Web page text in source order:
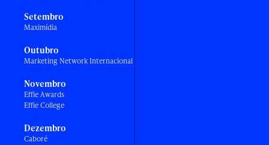
Setembro
Maximídia
Outubro
Marketing Network Internacional
Novembro
Effie Awards
Effie College
Dezembro
Caboré